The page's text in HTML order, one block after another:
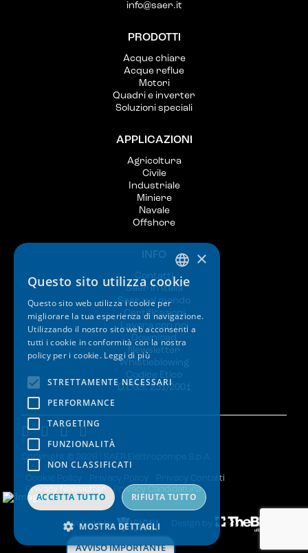
AVVISO IMPORTANTE
info@saer.it
PRODOTTI
Acque chiare
Acque reflue
Motori
Quadri e inverter
Soluzioni speciali
APPLICAZIONI
Agricoltura
Civile
Industriale
Miniere
Navale
Offshore
INFO
Contatti
Saer in Italia
Saer nel mondo
Certificazioni
Lavora con noi
Download
Newsletter
Whistleblowing
Codice Etico
D.LGS. 231/2001
Copyright © 2026 | SAER Elettropompe S.p.A.
Privacy Contatti
Privacy Newsletter
Privacy Candidatura
Website by
ITALIAN
ENGLISH
SPANISH
FRENCH
×
Questo sito utilizza cookie
Questo sito web utilizza i cookie per
migliorare la tua esperienza di navigazione.
Utilizzando il nostro sito web acconsenti a
tutti i cookie in conformità con la nostra
policy per i cookie. Leggi di più
STRETTAMENTE NECESSARI
PERFORMANCE
TARGETING
FUNZIONALITÀ
NON CLASSIFICATI
ACCETTA TUTTO RIFIUTA TUTTO
MOSTRA DETTAGLI